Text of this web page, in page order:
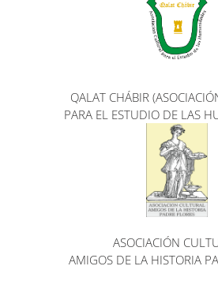
QALAT CHÁBIR
PARA EL ESTUDIO DE LAS
ASOCIACIÓN
AMIGOS DE LA HISTORIA